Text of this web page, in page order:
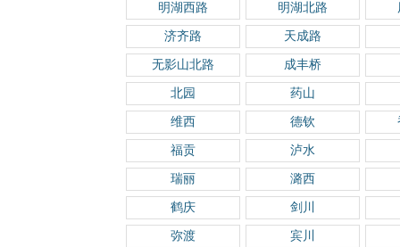
明湖西路 明湖北路
济齐路 天成路
无影山北路 成丰桥
北园 药山
维西 德钦
福贡 泸水
瑞丽 潞西
鹤庆 剑川
弥渡 宾川